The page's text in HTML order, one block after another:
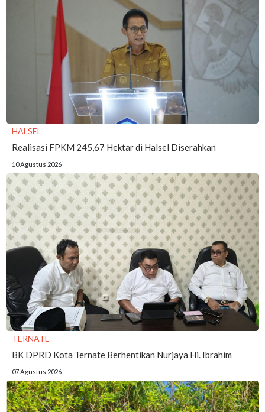
HALSEL
Realisasi FPKM 245,67 Hektar di Halsel Diserahkan
10 Agustus 2026
TERNATE
BK DPRD Kota Ternate Berhentikan Nurjaya Hi. Ibrahim
07 Agustus 2026